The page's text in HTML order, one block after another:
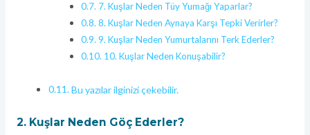
7. Kuşlar Neden Tüy Yumağı Yaparlar?
8. Kuşlar Neden Aynaya Karşı Tepki Verirler?
9. Kuşlar Neden Yumurtalarını Terk Ederler?
10. Kuşlar Neden Konuşabilir?
Bu yazılar ilginizi çekebilir.
2. Kuşlar Neden Göç Ederler?